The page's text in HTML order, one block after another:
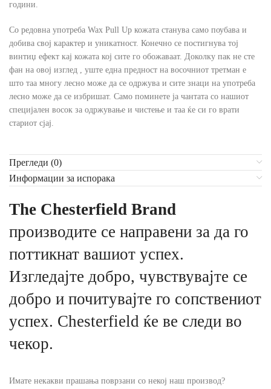
години.
Со редовна употреба Wax Pull Up кожата станува само поубава и
добива свој карактер и уникатност. Конечно се постигнува тој
винтиџ ефект кај кожата кој сите го обожаваат. Доколку пак не сте
фан на овој изглед , уште една предност на восочниот третман е
што таа многу лесно може да се одржува и сите знаци на употреба
лесно може да се избришат. Само поминете ја чантата со нашиот
специјален восок за одржување и чистење и таа ќе си го врати
стариот сјај.
Прегледи (0)
Информации за испорака
The Chesterfield Brand
производите се направени за да го
поттикнат вашиот успех.
Изгледајте добро, чувствувајте се
добро и почитувајте го сопствениот
успех. Chesterfield ќе ве следи во
чекор.
Имате некакви прашања поврзани со некој наш производ?